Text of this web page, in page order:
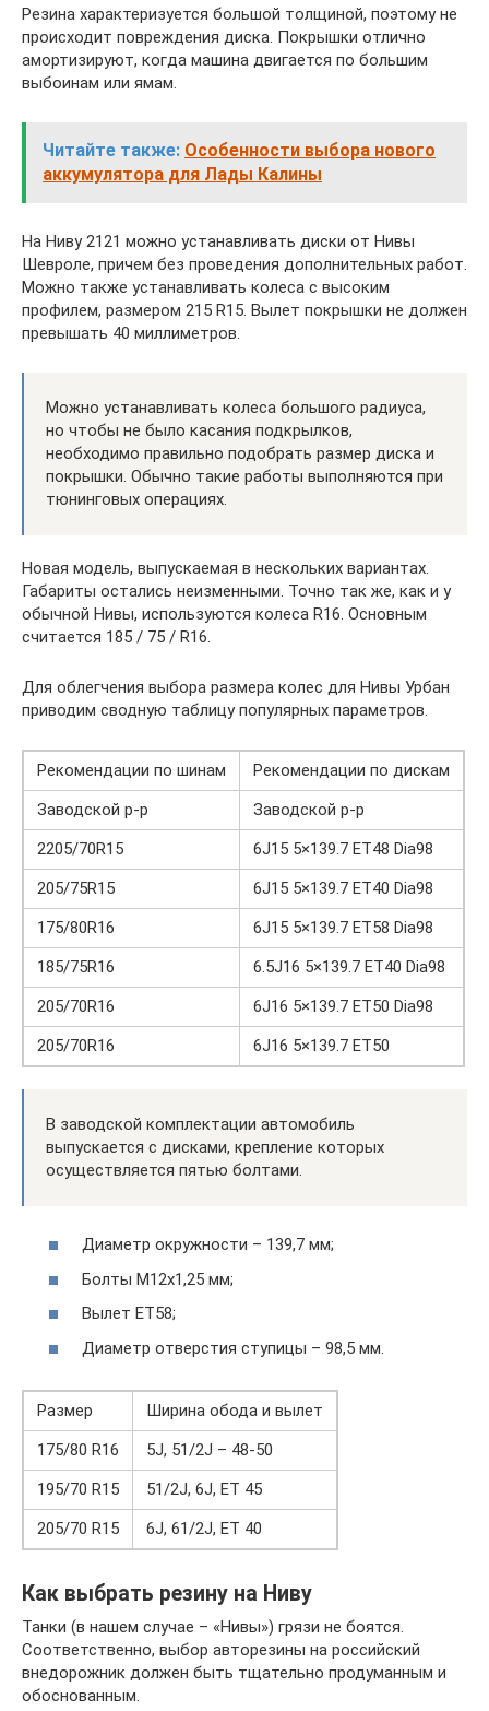
Резина характеризуется большой толщиной, поэтому не
происходит повреждения диска. Покрышки отлично
амортизируют, когда машина двигается по большим
выбоинам или ямам.
Читайте также: Особенности выбора нового
аккумулятора для Лады Калины
На Ниву 2121 можно устанавливать диски от Нивы
Шевроле, причем без проведения дополнительных работ.
Можно также устанавливать колеса с высоким
профилем, размером 215 R15. Вылет покрышки не должен
превышать 40 миллиметров.
Можно устанавливать колеса большого радиуса,
но чтобы не было касания подкрылков,
необходимо правильно подобрать размер диска и
покрышки. Обычно такие работы выполняются при
тюнинговых операциях.
Новая модель, выпускаемая в нескольких вариантах.
Габариты остались неизменными. Точно так же, как и у
обычной Нивы, используются колеса R16. Основным
считается 185 / 75 / R16.
Для облегчения выбора размера колес для Нивы Урбан
приводим сводную таблицу популярных параметров.
Рекомендации по шинам
Рекомендации по дискам
Заводской р-р
Заводской р-р
2205/70R15
6J15 5×139.7 ET48 Dia98
205/75R15
6J15 5×139.7 ET40 Dia98
175/80R16
6J15 5×139.7 ET58 Dia98
185/75R16
6.5J16 5×139.7 ET40 Dia98
205/70R16
6J16 5×139.7 ET50 Dia98
205/70R16
6J16 5×139.7 ET50
В заводской комплектации автомобиль
выпускается с дисками, крепление которых
осуществляется пятью болтами.
Диаметр окружности – 139,7 мм;
Болты М12х1,25 мм;
Вылет ЕТ58;
Диаметр отверстия ступицы – 98,5 мм.
Размер
Ширина обода и вылет
175/80 R16
5J, 51/2J – 48-50
195/70 R15
51/2J, 6J, ET 45
205/70 R15
6J, 61/2J, ET 40
Как выбрать резину на Ниву
Танки (в нашем случае – «Нивы») грязи не боятся.
Соответственно, выбор авторезины на российский
внедорожник должен быть тщательно продуманным и
обоснованным.